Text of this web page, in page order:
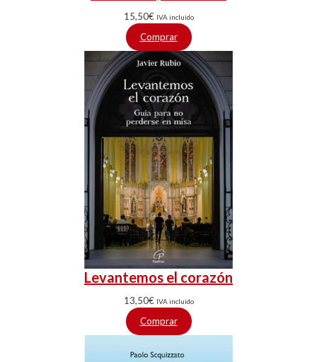
15,50€ IVA incluido
Comprar
Levantemos el corazón
13,50€ IVA incluido
Comprar